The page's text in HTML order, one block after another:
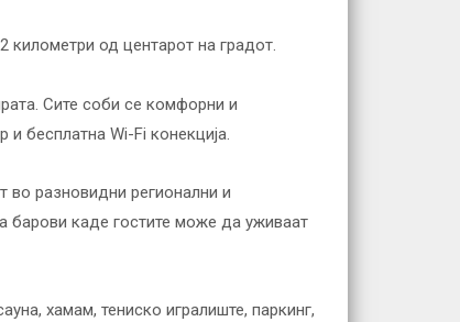
километри од центарот на градот.
Сите соби се комфорни и
бесплатна Wi-Fi конекција.
во разновидни регионални и
барови каде гостите може да уживаат
хамам, тениско игралиште, паркинг,